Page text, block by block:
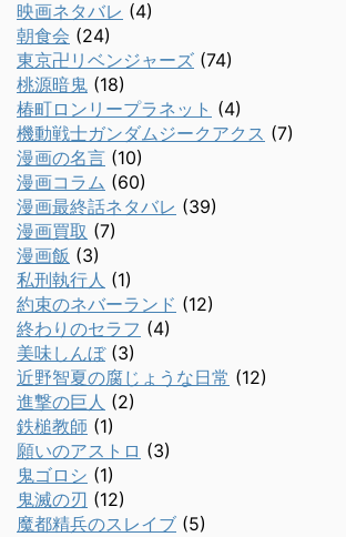
映画ネタバレ (4)
朝食会 (24)
東京卍リベンジャーズ (74)
桃源暗鬼 (18)
椿町ロンリープラネット (4)
機動戦士ガンダムジークアクス (7)
漫画の名言 (10)
漫画コラム (60)
漫画最終話ネタバレ (39)
漫画買取 (7)
漫画飯 (3)
私刑執行人 (1)
約束のネバーランド (12)
終わりのセラフ (4)
美味しんぼ(3)
近野智夏の腐じょうな日常 (12)
進撃の巨人 (2)
鉄槌教師 (1)
願いのアストロ (3)
鬼ゴロシ (1)
鬼滅の刃 (12)
魔都精兵のスレイブ (5)